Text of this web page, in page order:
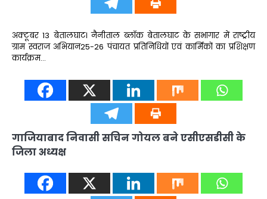
अक्टूबर 13 बेतालघाट। नैनीताल ब्लॉक बेतालघाट के सभागार में राष्ट्रीय
ग्राम स्वराज अभियान25-26 पंचायत प्रतिनिधियों एवं कार्मिकों का प्रशिक्षण
कार्यक्रम…
गाजियाबाद निवासी सचिन गोयल बने एसीएसडीसी के
जिला अध्यक्ष